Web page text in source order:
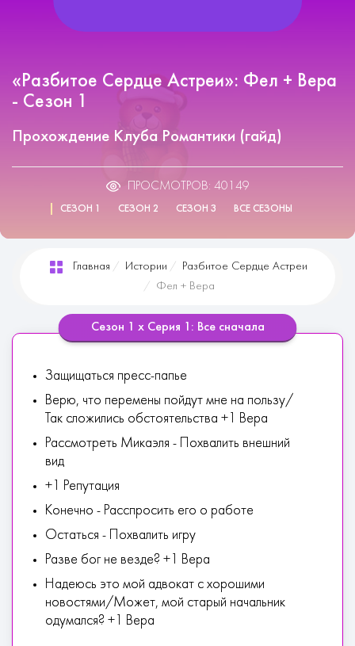
«Разбитое Сердце Астреи»: Фел + Вера
- Сезон 1
Прохождение Клуба Романтики (гайд)
ПРОСМОТРОВ: 40149
СЕЗОН 1 СЕЗОН 2 СЕЗОН 3 ВСЕ СЕЗОНЫ
Главная Истории
Разбитое Сердце Астреи
Фел + Вера
Сезон 1 х Серия 1: Все сначала
Защищаться пресс-папье
Верю, что перемены пойдут мне на пользу/
Так сложились обстоятельства +1 Вера
Рассмотреть Микаэля - Похвалить внешний
вид
+1 Репутация
Конечно - Расспросить его о работе
Остаться - Похвалить игру
Разве бог не везде? +1 Вера
Надеюсь это мой адвокат с хорошими
новостями/Может, мой старый начальник
одумался? +1 Вера